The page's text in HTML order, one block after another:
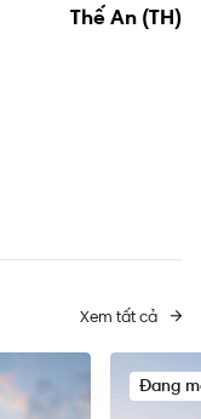
Thế An (TH)
Xem tất cả
Đang